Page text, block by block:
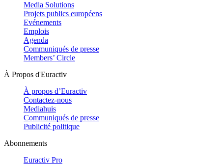
Media Solutions
Projets publics européens
Evénements
Emplois
Agenda
Communiqués de presse
Members’ Circle
À Propos d'Euractiv
À propos d’Euractiv
Contactez-nous
Mediahuis
Communiqués de presse
Publicité politique
Abonnements
Euractiv Pro